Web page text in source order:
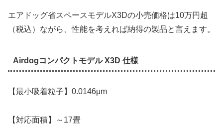
エアドッグ省スペースモデルX3Dの小売価格は10万円超
（税込）ながら、性能を考えれば納得の製品と言えます。
Airdogコンパクトモデル X3D 仕様
【最小吸着粒子】0.0146μm
【対応面積】～17畳